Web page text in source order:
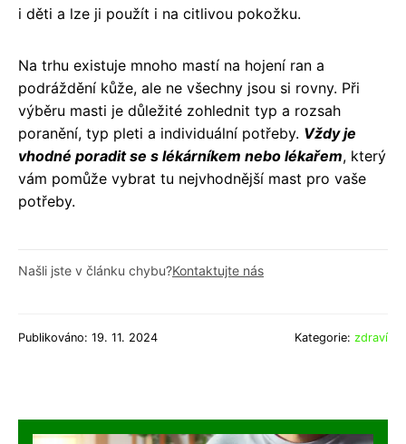
i děti a lze ji použít i na citlivou pokožku.
Na trhu existuje mnoho mastí na hojení ran a
podráždění kůže, ale ne všechny jsou si rovny. Při
výběru masti je důležité zohlednit typ a rozsah
poranění, typ pleti a individuální potřeby. Vždy je
vhodné poradit se s lékárníkem nebo lékařem, který
vám pomůže vybrat tu nejvhodnější mast pro vaše
potřeby.
Našli jste v článku chybu?Kontaktujte nás
Publikováno: 19. 11. 2024 Kategorie: zdraví